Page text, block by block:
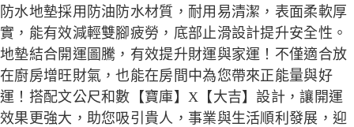
防水地墊採用防油防水材質，耐用易清潔，表面柔軟厚
實，能有效減輕雙腳疲勞，底部止滑設計提升安全性。
地墊結合開運圖騰，有效提升財運與家運！不僅適合放
在廚房增旺財氣，也能在房間中為您帶來正能量與好
運！搭配文公尺和數【寶庫】X【大吉】設計，讓開運
效果更強大，助您吸引貴人，事業與生活順利發展，迎